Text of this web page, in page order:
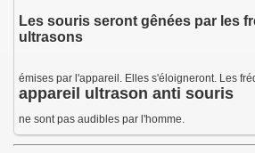
Les souris seront gênées par les
ultrasons
émises par l'appareil. Elles s'éloigneront. Les
appareil ultrason anti souris
ne sont pas audibles par l'homme.